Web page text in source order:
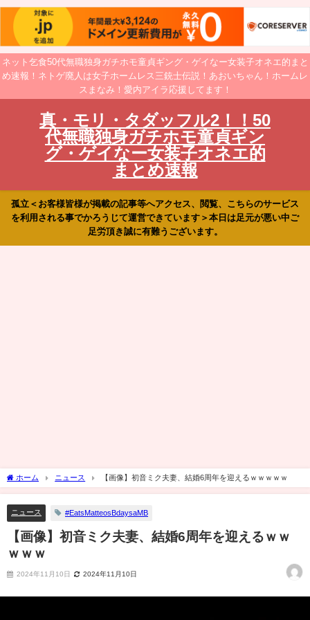
ネット乞食50代無職独身ガチホモ童貞ギング・ゲイなー女装子オネエ的まと
め速報！ネトゲ廃人は女子ホームレス三銃士伝説！あおいちゃん！ホームレ
スまなみ！愛内アイラ応援してます！
真・モリ・タダッフル2！！50
代無職独身ガチホモ童貞ギン
グ・ゲイなー女装子オネエ的
まとめ速報
孤立＜お客様皆様が掲載の記事等へアクセス、閲覧、こちらのサービス
を利用される事でかろうじて運営できています＞本日は足元が悪い中ご
足労頂き誠に有難うございます。
ホーム ニュース 【画像】初音ミク夫妻、結婚6周年を迎えるｗｗｗｗｗ
ニュース #EatsMatteosBdaysaMB
【画像】初音ミク夫妻、結婚6周年を迎えるｗｗ
ｗｗｗ
2024年11月10日 2024年11月10日